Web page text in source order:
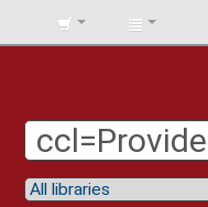
BIBLIOTECA